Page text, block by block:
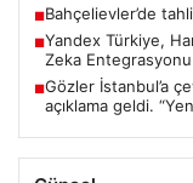
■Bahçelievler’de
■Yandex Türkiye,
Zeka
■Gözler İstanbul’a
açıklama geldi.